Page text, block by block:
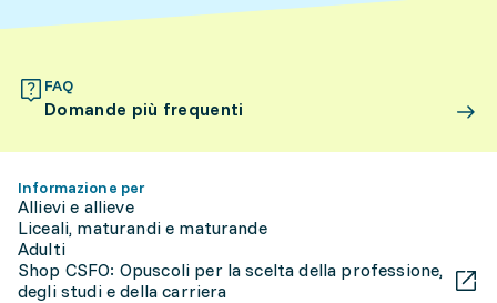
FAQ
Domande più frequenti
Informazione per
Allievi e allieve
Liceali, maturandi e maturande
Adulti
Shop CSFO: Opuscoli per la scelta della professione,
degli studi e della carriera